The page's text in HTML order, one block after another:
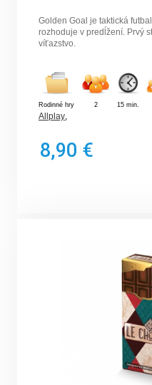
Golden Goal je taktická
rozhoduje v predĺžení. Prvý
víťazstvo.
Rodinné hry 2 15 min.
Allplay,
8,90 €